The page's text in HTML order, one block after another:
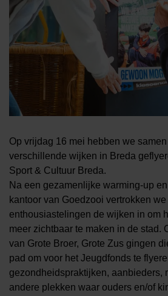
Op vrijdag 16 mei hebben we
verschillende wijken in Breda
Sport & Cultuur Breda.
Na een gezamenlijke warming-up
kantoor van Goedzooi vertrokken we
enthousiastelingen de wijken in om
meer zichtbaar te maken in de stad.
van Grote Broer, Grote Zus gingen
pad om voor het Jeugdfonds te
gezondheidspraktijken, aanbieders,
andere plekken waar ouders en/of